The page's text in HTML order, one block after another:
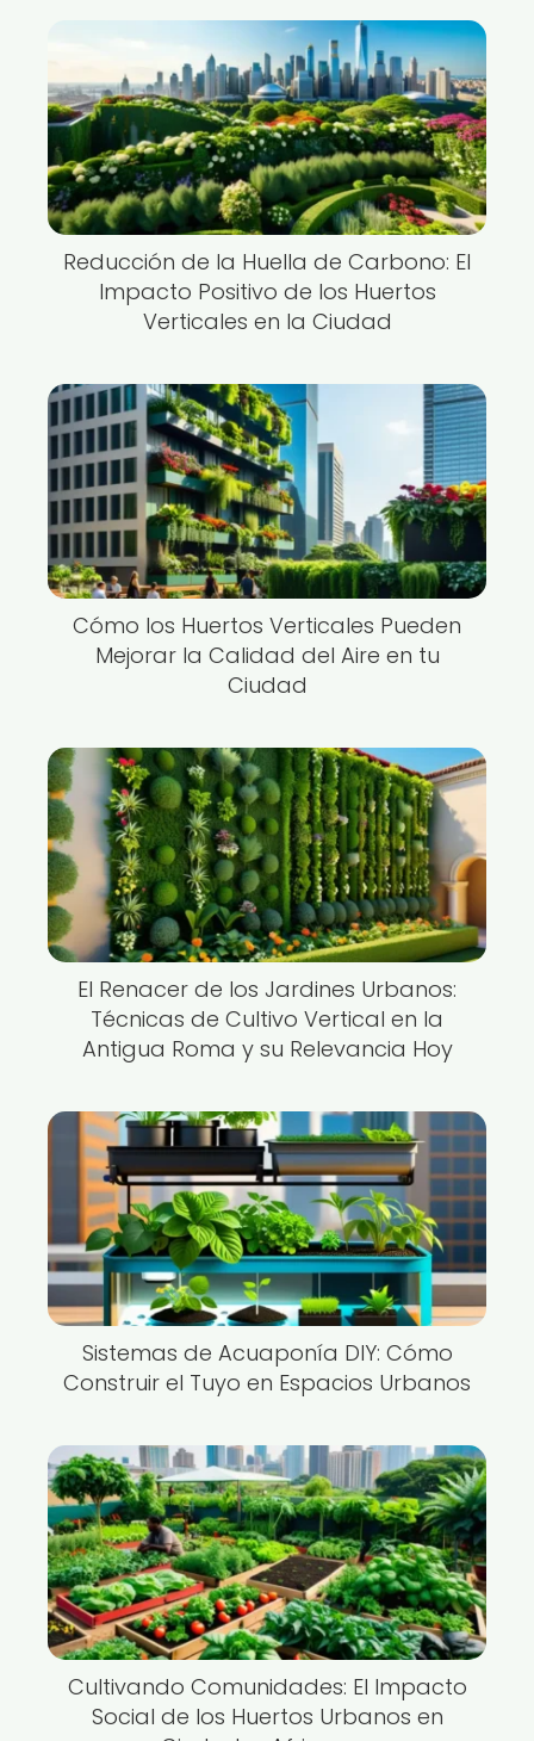
Reducción de la Huella de Carbono: El
Impacto Positivo de los Huertos
Verticales en la Ciudad
Cómo los Huertos Verticales Pueden
Mejorar la Calidad del Aire en tu
Ciudad
El Renacer de los Jardines Urbanos:
Técnicas de Cultivo Vertical en la
Antigua Roma y su Relevancia Hoy
Sistemas de Acuaponía DIY: Cómo
Construir el Tuyo en Espacios Urbanos
Cultivando Comunidades: El Impacto
Social de los Huertos Urbanos en